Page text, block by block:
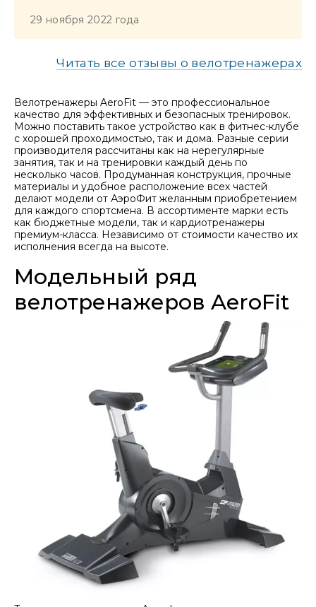
29 ноября 2022 года
Читать все отзывы о велотренажерах
Велотренажеры AeroFit — это профессиональное
качество для эффективных и безопасных тренировок.
Можно поставить такое устройство как в фитнес-клубе
с хорошей проходимостью, так и дома. Разные серии
производителя рассчитаны как на нерегулярные
занятия, так и на тренировки каждый день по
несколько часов. Продуманная конструкция, прочные
материалы и удобное расположение всех частей
делают модели от АэроФит желанным приобретением
для каждого спортсмена. В ассортименте марки есть
как бюджетные модели, так и кардиотренажеры
премиум-класса. Независимо от стоимости качество их
исполнения всегда на высоте.
Модельный ряд
велотренажеров AeroFit